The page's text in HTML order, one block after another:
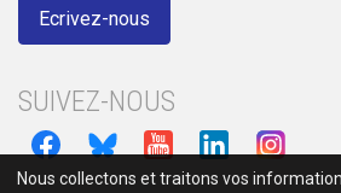
Ecrivez-nous
SUIVEZ-NOUS
Nous collectons et traitons vos